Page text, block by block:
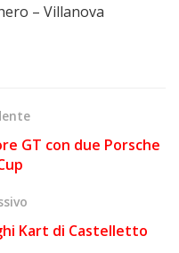
– Villanova
GT con due Porsche
Kart di Castelletto